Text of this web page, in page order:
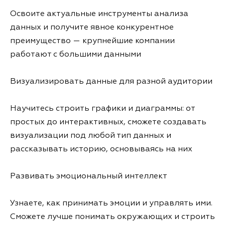
Освоите актуальные инструменты анализа
данных и получите явное конкурентное
преимущество — крупнейшие компании
работают с большими данными
Визуализировать данные для разной аудитории
Научитесь строить графики и диаграммы: от
простых до интерактивных, сможете создавать
визуализации под любой тип данных и
рассказывать историю, основываясь на них
Развивать эмоциональный интеллект
Узнаете, как принимать эмоции и управлять ими.
Сможете лучше понимать окружающих и строить